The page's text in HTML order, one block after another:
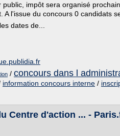
impôt sera organisé
l'issue du concours 0 candidats
dates de...
/ concours dans l
information concours interne /
Centre d'action ... -